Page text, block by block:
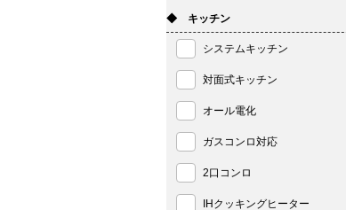
◆ キッチン
システムキッチン
対面式キッチン
オール電化
ガスコンロ対応
2口コンロ
IHクッキングヒーター